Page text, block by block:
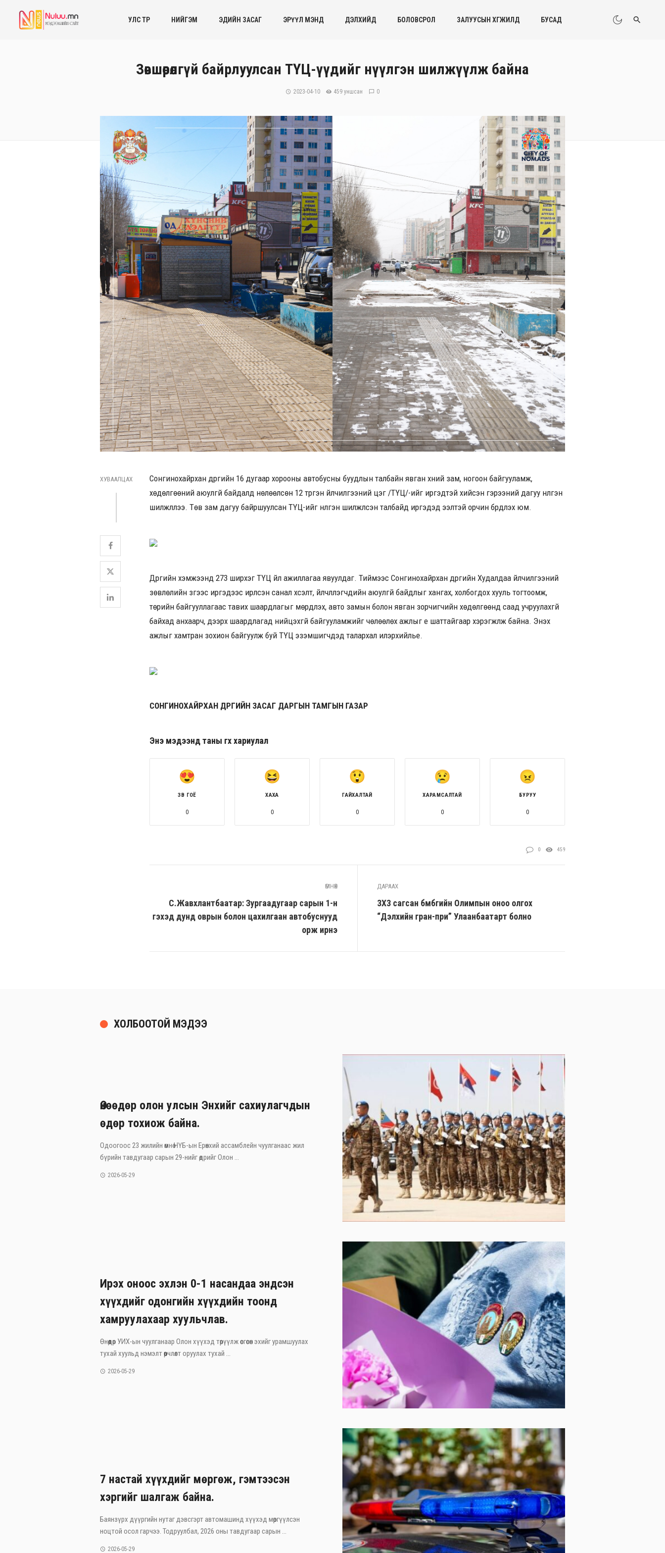
УЛС ТӨР НИЙГЭМ ЭДИЙН ЗАСАГ ЭРҮҮЛ МЭНД ДЭЛХИЙД БОЛОВСРОЛ ЗАЛУУСЫН ХӨГЖИЛД БУСАД
Зөвшөөрөлгүй байрлуулсан ТҮЦ-үүдийг нүүлгэн шилжүүлж байна
2023-04-10 459 уншсан 0
ХУВААЛЦАХ
Сонгинохайрхан дүүргийн 16 дугаар хорооны автобусны буудлын талбайн явган хүний зам, ногоон байгууламж,
хөдөлгөөний аюулгүй байдалд нөлөөлсөн 12 түргэн үйлчилгээний цэг /ТҮЦ/-ийг иргэдтэй хийсэн гэрээний дагуу нүүлгэн
шилжүүллээ. Төв зам дагуу байршуулсан ТҮЦ-ийг нүүлгэн шилжүүлсэн талбайд иргэдэд ээлтэй орчин бүрдүүлэх юм.
Дүүргийн хэмжээнд 273 ширхэг ТҮЦ үйл ажиллагаа явуулдаг. Тиймээс Сонгинохайрхан дүүргийн Худалдаа үйлчилгээний
зөвлөлийн зүгээс иргэдээс ирүүлсэн санал хүсэлт, үйлчлүүлэгчдийн аюулгүй байдлыг хангах, холбогдох хууль тогтоомж,
төрийн байгууллагаас тавих шаардлагыг мөрдүүлэх, авто замын болон явган зорчигчийн хөдөлгөөнд саад учруулахгүй
байхад анхаарч, дээрх шаардлагад нийцэхгүй байгууламжийг чөлөөлөх ажлыг үе шаттайгаар хэрэгжүүлж байна. Энэхүү
ажлыг хамтран зохион байгуулж буй ТҮЦ эзэмшигчдэд талархал илэрхийлье.
СОНГИНОХАЙРХАН ДҮҮРГИЙН ЗАСАГ ДАРГЫН ТАМГЫН ГАЗАР
Энэ мэдээнд таны өгөх хариулал
ЗӨВ ГОЁ
0
ХАХА
0
ГАЙХАЛТАЙ
0
ХАРАМСАЛТАЙ
0
БУРУУ
0
0 459
ӨМНӨХ
С.Жавхлантбаатар: Зургаадугаар сарын 1-н
гэхэд дунд оврын болон цахилгаан автобуснууд
орж ирнэ
ДАРААХ
3Х3 сагсан бөмбөгийн Олимпын оноо олгох
“Дэлхийн гран-при” Улаанбаатарт болно
ХОЛБООТОЙ МЭДЭЭ
Өнөөдөр олон улсын Энхийг сахиулагчдын
өдөр тохиож байна.
Одоогоос 23 жилийн өмнө НҮБ-ын Ерөнхий ассамблейн чуулганаас жил
бүрийн тавдугаар сарын 29-нийг өдрийг Олон ...
2026-05-29
Ирэх оноос эхлэн 0-1 насандаа эндсэн
хүүхдийг одонгийн хүүхдийн тоонд
хамруулахаар хуульчлав.
Өнөөдөр УИХ-ын чуулганаар Олон хүүхэд төрүүлж өсгөсөн эхийг урамшуулах
тухай хуульд нэмэлт өөрчлөлт оруулах тухай ...
2026-05-29
7 настай хүүхдийг мөргөж, гэмтээсэн
хэргийг шалгаж байна.
Баянзүрх дүүргийн нутаг дэвсгэрт автомашинд хүүхэд мөргүүлсэн
ноцтой осол гарчээ. Тодруулбал, 2026 оны тавдугаар сарын ...
2026-05-29